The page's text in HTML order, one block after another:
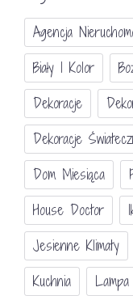
Agencja
Biały I Kolor
Dekoracje
Dekoracje
Dom Miesiąca
House Doctor
Jesienne Klimaty
Kuchnia
Lampa